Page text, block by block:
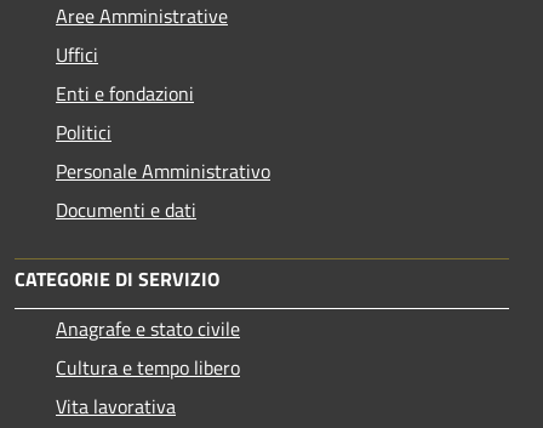
Aree Amministrative
Uffici
Enti e fondazioni
Politici
Personale Amministrativo
Documenti e dati
CATEGORIE DI SERVIZIO
Anagrafe e stato civile
Cultura e tempo libero
Vita lavorativa